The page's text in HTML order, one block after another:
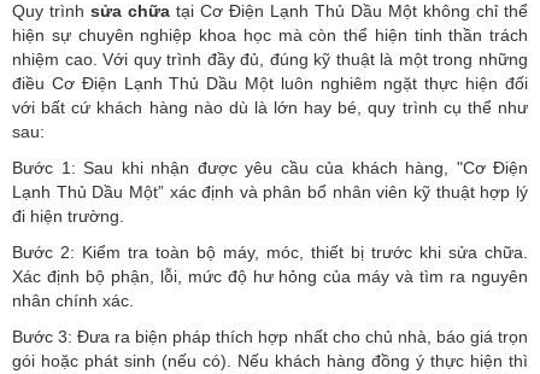
Quy trình sửa chữa tại Cơ Điện Lạnh Thủ Dầu Một không chỉ thể
hiện sự chuyên nghiệp khoa học mà còn thể hiện tinh thần trách
nhiệm cao. Với quy trình đầy đủ, đúng kỹ thuật là một trong những
điều Cơ Điện Lạnh Thủ Dầu Một luôn nghiêm ngặt thực hiện đối
với bất cứ khách hàng nào dù là lớn hay bé, quy trình cụ thể như
sau:
Bước 1: Sau khi nhận được yêu cầu của khách hàng, "Cơ Điện
Lạnh Thủ Dầu Một” xác định và phân bổ nhân viên kỹ thuật hợp lý
đi hiện trường.
Bước 2: Kiểm tra toàn bộ máy, móc, thiết bị trước khi sửa chữa.
Xác định bộ phận, lỗi, mức độ hư hỏng của máy và tìm ra nguyên
nhân chính xác.
Bước 3: Đưa ra biện pháp thích hợp nhất cho chủ nhà, báo giá trọn
gói hoặc phát sinh (nếu có). Nếu khách hàng đồng ý thực hiện thì